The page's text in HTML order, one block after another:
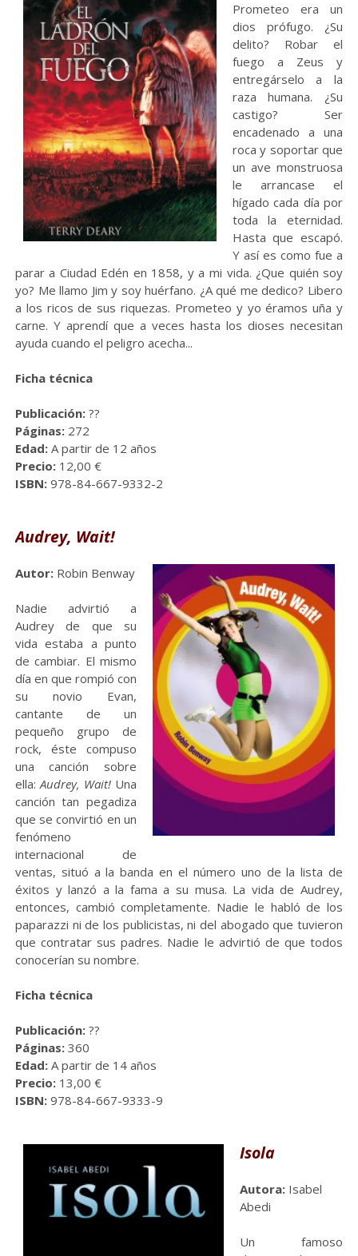
Prometeo era un
dios prófugo. ¿Su
delito? Robar el
fuego a Zeus y
entregárselo a la
raza humana. ¿Su
castigo? Ser
encadenado a una
roca y soportar que
un ave monstruosa
le arrancase el
hígado cada día por
toda la eternidad.
Hasta que escapó.
Y así es como fue a
parar a Ciudad Edén en 1858, y a mi vida. ¿Que quién soy
yo? Me llamo Jim y soy huérfano. ¿A qué me dedico? Libero
a los ricos de sus riquezas. Prometeo y yo éramos uña y
carne. Y aprendí que a veces hasta los dioses necesitan
ayuda cuando el peligro acecha...
Ficha técnica
Publicación:??
Páginas:272
Edad:A partir de 12 años
Precio:12,00 €
ISBN:978-84-667-9332-2
Audrey, Wait!
Autor:Robin Benway
Nadie advirtió a
Audrey de que su
vida estaba a punto
de cambiar. El mismo
día en que rompió con
su novio Evan,
cantante de un
pequeño grupo de
rock, éste compuso
una canción sobre
ella:Audrey, Wait! Una
canción tan pegadiza
que se convirtió en un
fenómeno
internacional de
ventas, situó a la banda en el número uno de la lista de
éxitos y lanzó a la fama a su musa. La vida de Audrey,
entonces, cambió completamente. Nadie le habló de los
paparazzi ni de los publicistas, ni del abogado que tuvieron
que contratar sus padres. Nadie le advirtió de que todos
conocerían su nombre.
Ficha técnica
Publicación:??
Páginas:360
Edad:A partir de 14 años
Precio:13,00 €
ISBN:978-84-667-9333-9
Isola
Autora:Isabel
Abedi
Un famoso